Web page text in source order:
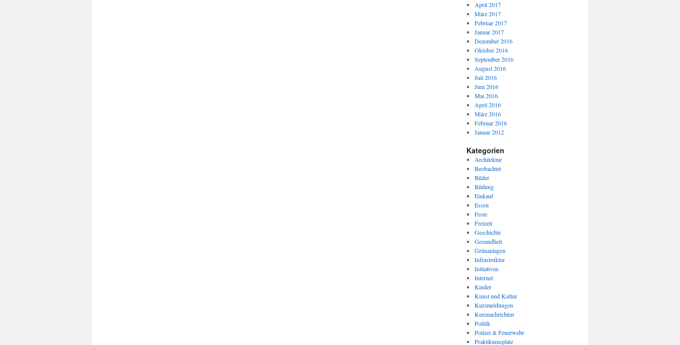
April 2017
März 2017
Februar 2017
Januar 2017
Dezember 2016
Oktober 2016
September 2016
August 2016
Juli 2016
Juni 2016
Mai 2016
April 2016
März 2016
Februar 2016
Januar 2012
Kategorien
Architektur
Beobachtet
Bilder
Bildung
Einkauf
Essen
Feste
Freizeit
Geschichte
Gesundheit
Grünanlagen
Infrastruktur
Initiativen
Internet
Kinder
Kunst und Kultur
Kurzmeldungen
Kurznachrichten
Politik
Polizei & Feuerwehr
Praktikumsplatz